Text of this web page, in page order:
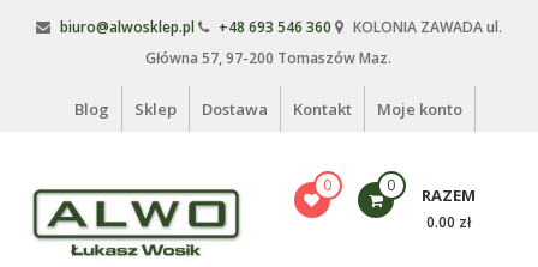
biuro@alwosklep.pl +48 693 546 360
KOLONIA ZAWADA ul.
Główna 57, 97-200 Tomaszów Maz.
Blog Sklep Dostawa Kontakt Moje konto
0 0 RAZEM
0.00 zł